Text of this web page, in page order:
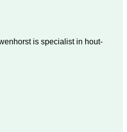
is specialist in hout-